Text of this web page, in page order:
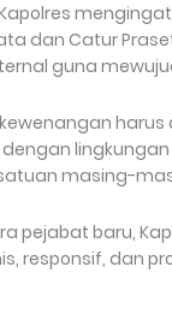
dan Catur
guna
masing-
pejabat baru,
responsif, dan